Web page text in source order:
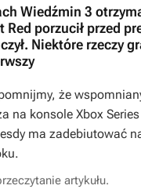
Wiedźmin 3
Red porzucił przed
Niektóre rzeczy
że
na konsole Xbox
ma zadebiutować
artykułu.